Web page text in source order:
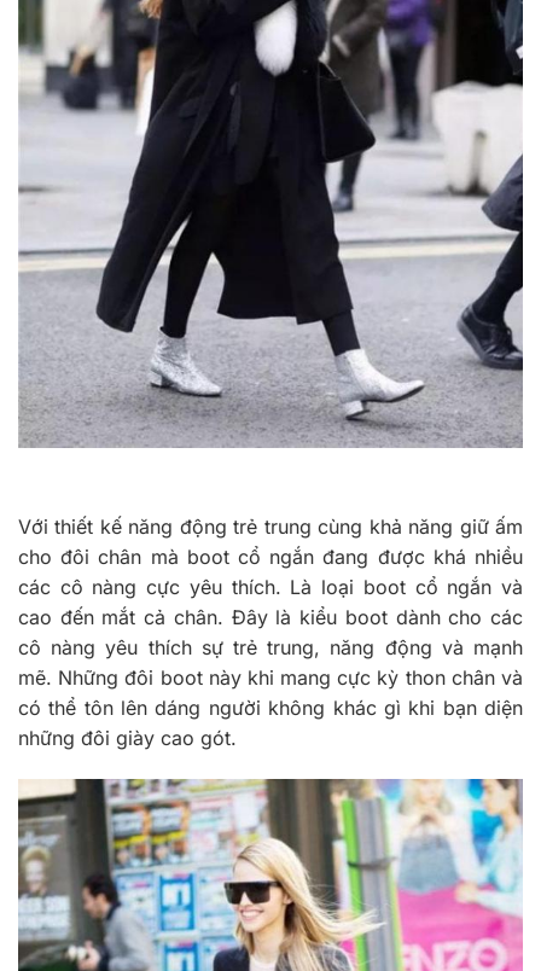
Với thiết kế năng động trẻ trung cùng khả năng giữ ấm
cho đôi chân mà boot cổ ngắn đang được khá nhiều
các cô nàng cực yêu thích. Là loại boot cổ ngắn và
cao đến mắt cả chân. Đây là kiểu boot dành cho các
cô nàng yêu thích sự trẻ trung, năng động và mạnh
mẽ. Những đôi boot này khi mang cực kỳ thon chân và
có thể tôn lên dáng người không khác gì khi bạn diện
những đôi giày cao gót.